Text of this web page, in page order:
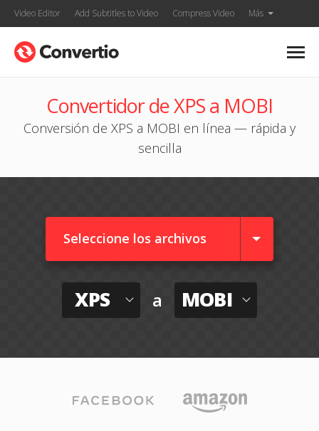
Video Editor Add Subtitles to Video Compress Video Más
Convertidor de XPS a MOBI
Conversión de XPS a MOBI en línea — rápida y
sencilla
Seleccione los archivos
XPS a MOBI